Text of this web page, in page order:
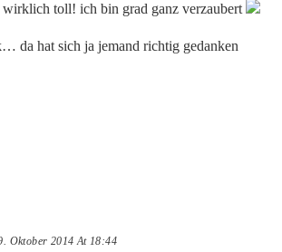
toll! ich bin grad ganz verzaubert
da hat sich ja jemand richtig gedanken
Oktober 2014 At 18:44